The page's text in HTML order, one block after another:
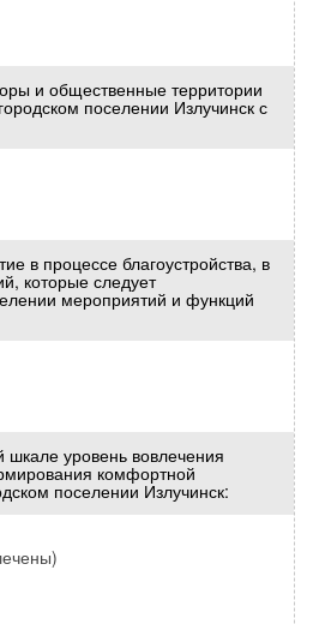
и общественные территории
поселении Излучинск с
в процессе благоустройства, в
которые следует
мероприятий и функций
уровень вовлечения
комфортной
поселении Излучинск: